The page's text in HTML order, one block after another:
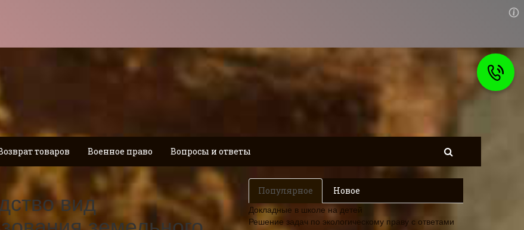
товаров Военное право Вопросы и ответы
вид Популярное Новое
Докладные в школе на детей
Решение задач по экологическому праву с ответами